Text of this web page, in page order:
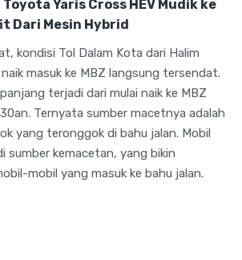
Toyota Yaris Cross HEV Mudik ke
Dari Mesin Hybrid
kondisi Tol Dalam Kota dari Halim
masuk ke MBZ langsung tersendat.
terjadi dari mulai naik ke MBZ
Ternyata sumber macetnya adalah
yang teronggok di bahu jalan. Mobil
sumber kemacetan, yang bikin
mobil yang masuk ke bahu jalan.